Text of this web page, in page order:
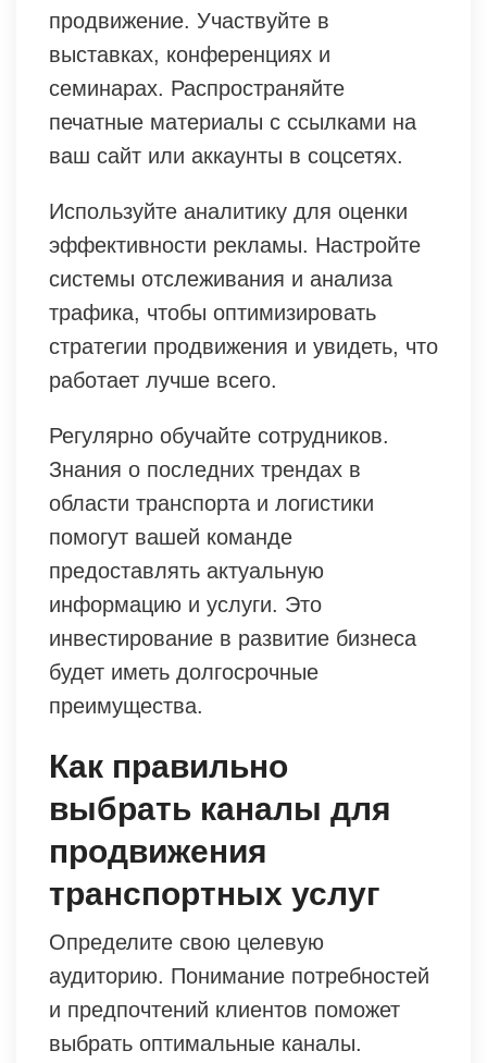
продвижение. Участвуйте в
выставках, конференциях и
семинарах. Распространяйте
печатные материалы с ссылками на
ваш сайт или аккаунты в соцсетях.
Используйте аналитику для оценки
эффективности рекламы. Настройте
системы отслеживания и анализа
трафика, чтобы оптимизировать
стратегии продвижения и увидеть, что
работает лучше всего.
Регулярно обучайте сотрудников.
Знания о последних трендах в
области транспорта и логистики
помогут вашей команде
предоставлять актуальную
информацию и услуги. Это
инвестирование в развитие бизнеса
будет иметь долгосрочные
преимущества.
Как правильно
выбрать каналы для
продвижения
транспортных услуг
Определите свою целевую
аудиторию. Понимание потребностей
и предпочтений клиентов поможет
выбрать оптимальные каналы.